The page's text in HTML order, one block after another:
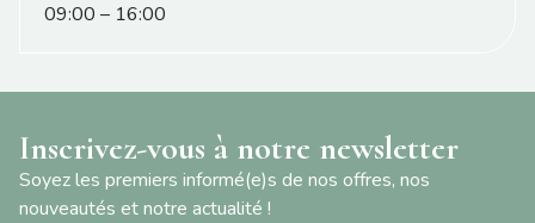
09:00 – 16:00
Inscrivez-vous à notre newsletter
Soyez les premiers informé(e)s de nos offres, nos
nouveautés et notre actualité !